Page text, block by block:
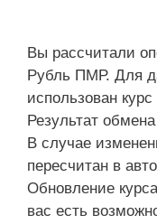
Вы рассчитали
Рубль ПМР. Для
использован
Результат
В случае
пересчитан в
Обновление
вас есть